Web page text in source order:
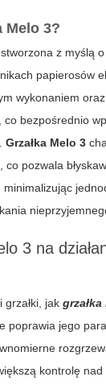
Melo 3?
stworzona z myślą
papierosów
wykonaniem
co bezpośrednio
Grzałka Melo 3
pozwala
3 na
grzałki, jak
poprawia jego
kontrolę